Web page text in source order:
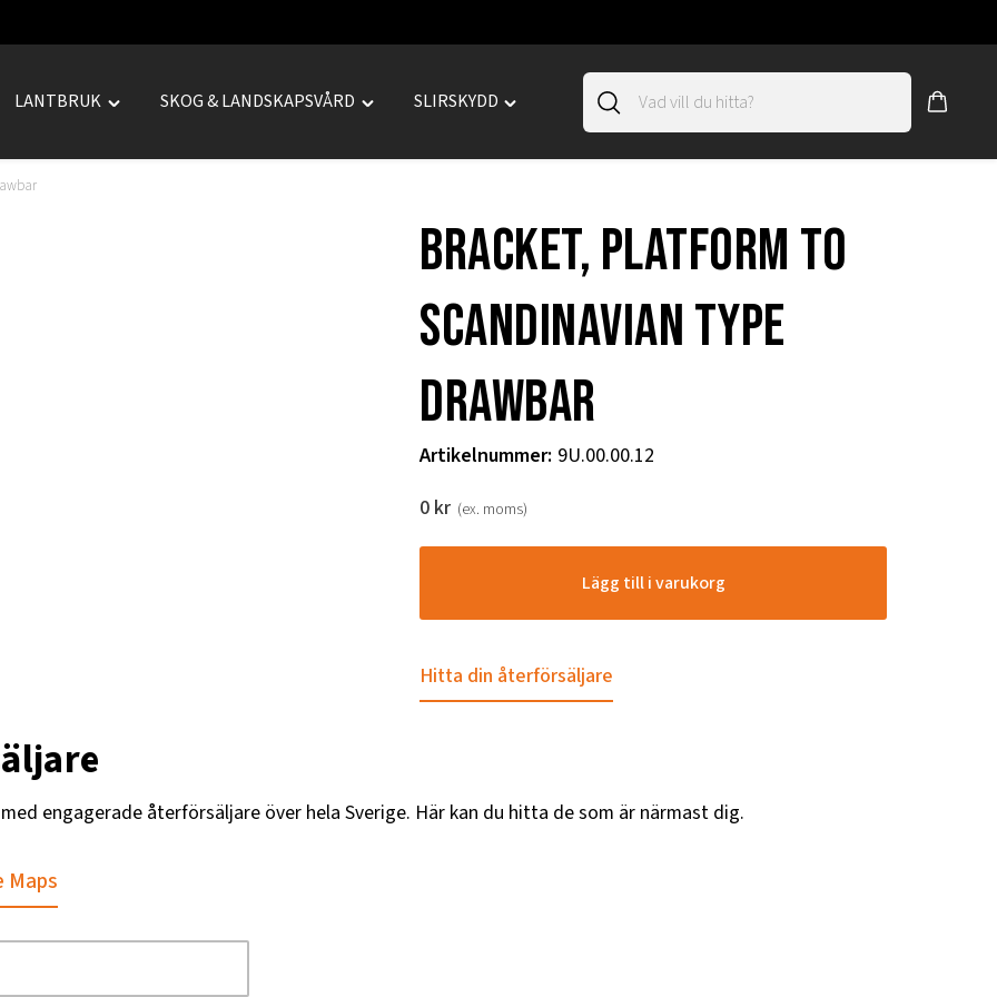
LANTBRUK
Toggle
SKOG & LANDSKAPSVÅRD
Toggle
SLIRSKYDD
Toggle
Bracket, platform to
Scandinavian type
drawbar
Artikelnummer: 9U.00.00.12
0 kr (ex. moms)
Lägg till i varukorg
Hitta din återförsäljare
engagerade återförsäljare över hela Sverige. Här kan du hitta de som är närmast dig.
Maps